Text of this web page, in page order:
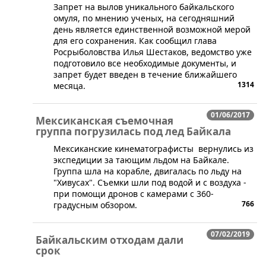
​Запрет на вылов уникального байкальского
омуля, по мнению ученых, на сегодняшний
день является единственной возможной мерой
для его сохранения. Как сообщил глава
Росрыболовства Илья Шестаков, ведомство уже
подготовило все необходимые документы, и
запрет будет введен в течение ближайшего
месяца.
1314
01/06/2017
Мексиканская съемочная
группа погрузилась под лед Байкала
Мексиканские кинематографисты вернулись из
экспедиции за тающим льдом на Байкале.
Группа шла на корабле, двигалась по льду на
"Хивусах". Съемки шли под водой и с воздуха -
при помощи дронов с камерами с 360-
градусным обзором.
766
07/02/2019
Байкальским отходам дали
срок